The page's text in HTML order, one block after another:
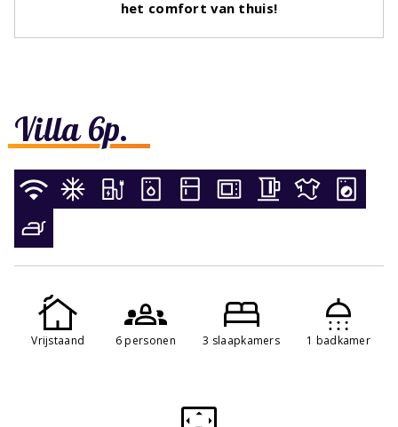
Villa 6p.
Vrijstaand 6 personen 3 slaapkamers 1 badkamer
het comfort van thuis!